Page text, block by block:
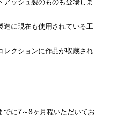
アッシュ製のものも登場しま
造に現在も使用されている工
レクションに作品が収蔵され
でに7～8ヶ月程いただいてお